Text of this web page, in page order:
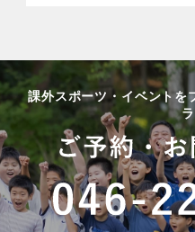
課外スポーツ・イベントを